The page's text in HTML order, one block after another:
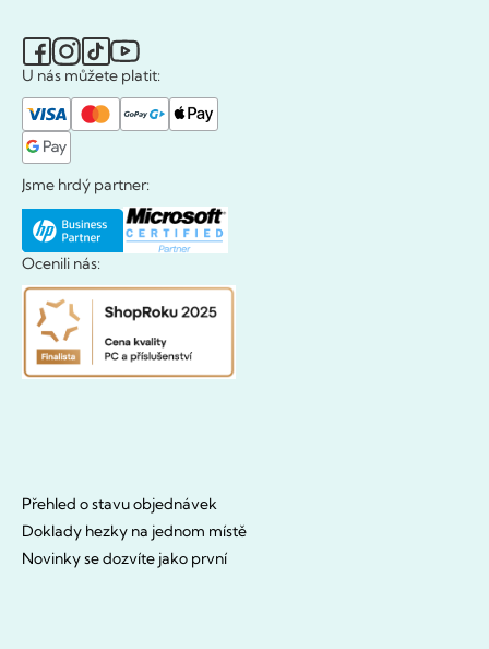
U nás můžete platit:
Jsme hrdý partner:
Ocenili nás:
Přehled o stavu objednávek
Doklady hezky na jednom místě
Novinky se dozvíte jako první